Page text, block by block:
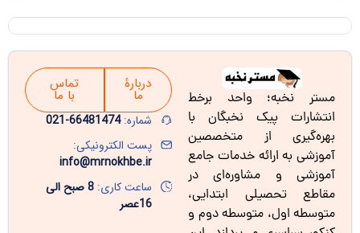
مستر نخبه؛ واحد برخط
انتشارات پیک نخبگان با
بهره‌گیری از متخصصین
آموزشی به ارائه خدمات جامع
آموزشی و مشاوره‌ای در
مقاطع تحصیلی ابتدایی،
متوسطه اول، متوسطه دوم و
دربارۀ
ما
تماس
با ما
شماره:66481474-021
پست الکترونیکی:
info@mrnokhbe.ir
ساعت کاری: 8 صبح الی
16عصر